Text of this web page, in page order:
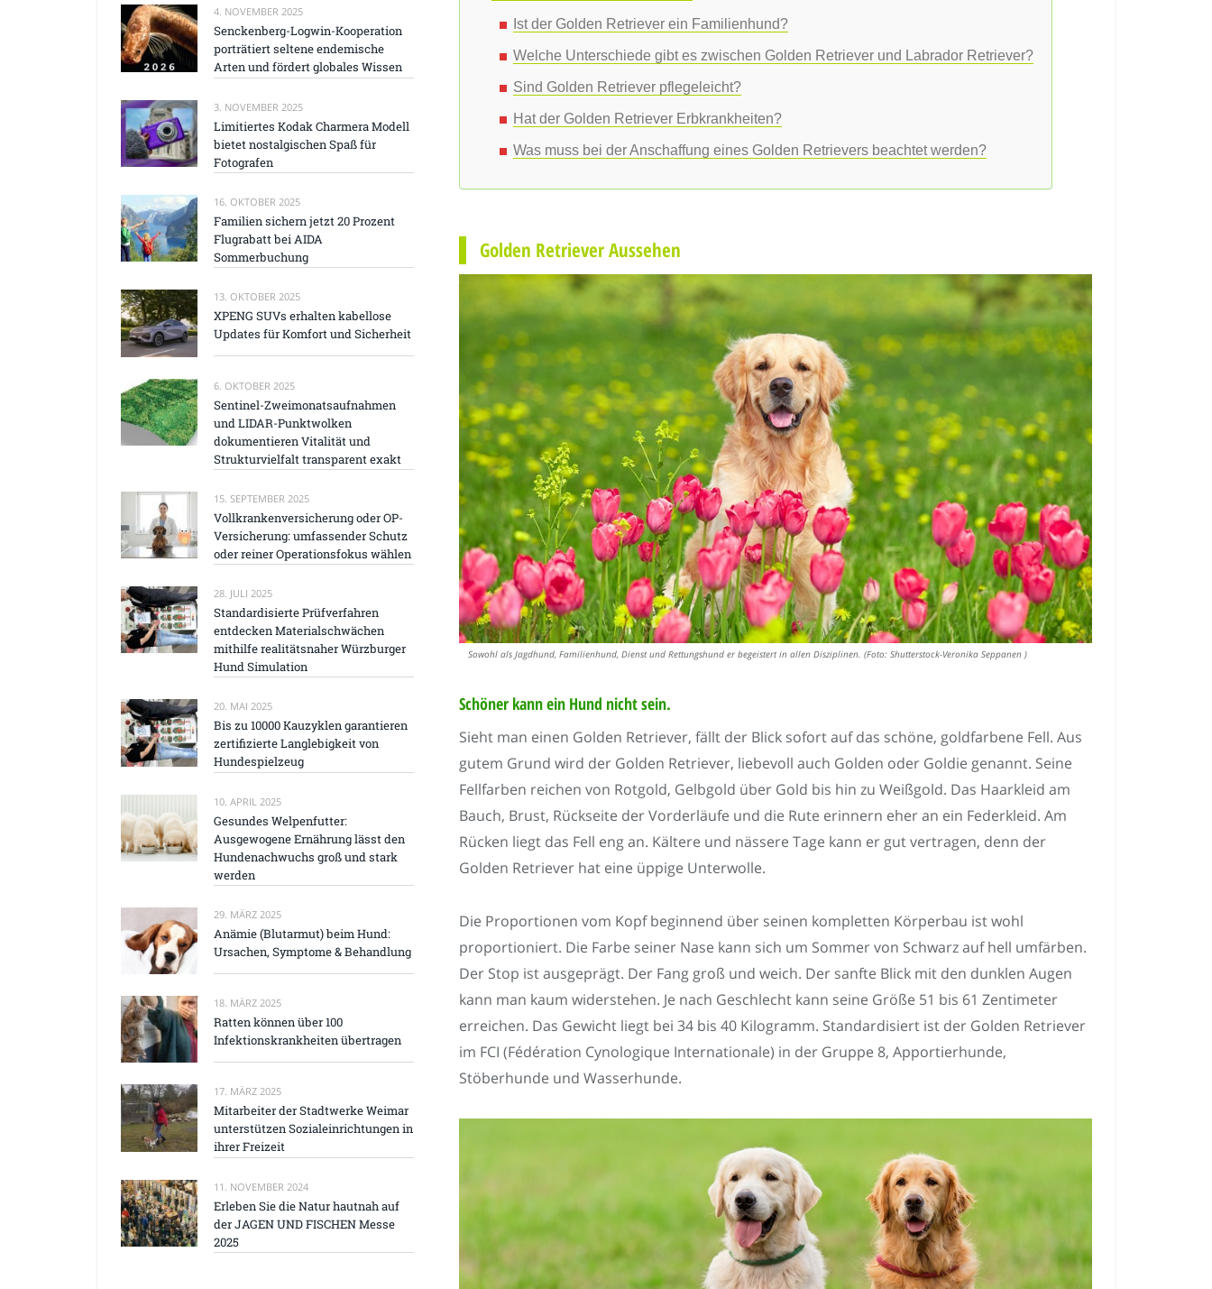
Ist der Golden Retriever ein Familienhund?
Welche Unterschiede gibt es zwischen Golden Retriever und Labrador Retriever?
Sind Golden Retriever pflegeleicht?
Hat der Golden Retriever Erbkrankheiten?
Was muss bei der Anschaffung eines Golden Retrievers beachtet werden?
Golden Retriever Aussehen
Sowohl als Jagdhund, Familienhund, Dienst und Rettungshund er begeistert in allen Disziplinen. (Foto: Shutterstock-Veronika Seppanen )
Schöner kann ein Hund nicht sein.
Sieht man einen Golden Retriever, fällt der Blick sofort auf das schöne, goldfarbene Fell. Aus
gutem Grund wird der Golden Retriever, liebevoll auch Golden oder Goldie genannt. Seine
Fellfarben reichen von Rotgold, Gelbgold über Gold bis hin zu Weißgold. Das Haarkleid am
Bauch, Brust, Rückseite der Vorderläufe und die Rute erinnern eher an ein Federkleid. Am
Rücken liegt das Fell eng an. Kältere und nässere Tage kann er gut vertragen, denn der
Golden Retriever hat eine üppige Unterwolle.
Die Proportionen vom Kopf beginnend über seinen kompletten Körperbau ist wohl
proportioniert. Die Farbe seiner Nase kann sich um Sommer von Schwarz auf hell umfärben.
Der Stop ist ausgeprägt. Der Fang groß und weich. Der sanfte Blick mit den dunklen Augen
kann man kaum widerstehen. Je nach Geschlecht kann seine Größe 51 bis 61 Zentimeter
erreichen. Das Gewicht liegt bei 34 bis 40 Kilogramm. Standardisiert ist der Golden Retriever
im FCI (Fédération Cynologique Internationale) in der Gruppe 8, Apportierhunde,
Stöberhunde und Wasserhunde.
4. NOVEMBER 2025
Senckenberg-Logwin-Kooperation
porträtiert seltene endemische
Arten und fördert globales Wissen
3. NOVEMBER 2025
Limitiertes Kodak Charmera Modell
bietet nostalgischen Spaß für
Fotografen
16. OKTOBER 2025
Familien sichern jetzt 20 Prozent
Flugrabatt bei AIDA
Sommerbuchung
13. OKTOBER 2025
XPENG SUVs erhalten kabellose
Updates für Komfort und Sicherheit
6. OKTOBER 2025
Sentinel-Zweimonatsaufnahmen
und LIDAR-Punktwolken
dokumentieren Vitalität und
Strukturvielfalt transparent exakt
15. SEPTEMBER 2025
Vollkrankenversicherung oder OP-
Versicherung: umfassender Schutz
oder reiner Operationsfokus wählen
28. JULI 2025
Standardisierte Prüfverfahren
entdecken Materialschwächen
mithilfe realitätsnaher Würzburger
Hund Simulation
20. MAI 2025
Bis zu 10000 Kauzyklen garantieren
zertifizierte Langlebigkeit von
Hundespielzeug
10. APRIL 2025
Gesundes Welpenfutter:
Ausgewogene Ernährung lässt den
Hundenachwuchs groß und stark
werden
29. MÄRZ 2025
Anämie (Blutarmut) beim Hund:
Ursachen, Symptome & Behandlung
18. MÄRZ 2025
Ratten können über 100
Infektionskrankheiten übertragen
17. MÄRZ 2025
Mitarbeiter der Stadtwerke Weimar
unterstützen Sozialeinrichtungen in
ihrer Freizeit
11. NOVEMBER 2024
Erleben Sie die Natur hautnah auf
der JAGEN UND FISCHEN Messe
2025